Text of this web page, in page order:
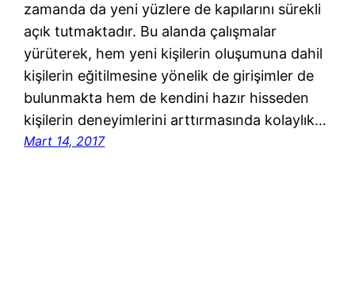
zamanda da yeni yüzlere de kapılarını sürekli
açık tutmaktadır. Bu alanda çalışmalar
yürüterek, hem yeni kişilerin oluşumuna dahil
kişilerin eğitilmesine yönelik de girişimler de
bulunmakta hem de kendini hazır hisseden
kişilerin deneyimlerini arttırmasında kolaylık…
Mart 14, 2017